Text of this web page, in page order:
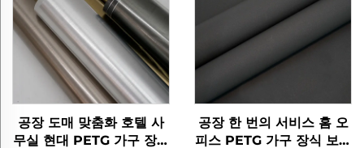
공장 도매 맞춤화 호텔 사
무실 현대 PETG 가구 장식
공장 한 번의 서비스 홈 오
피스 PETG 가구 장식 보호